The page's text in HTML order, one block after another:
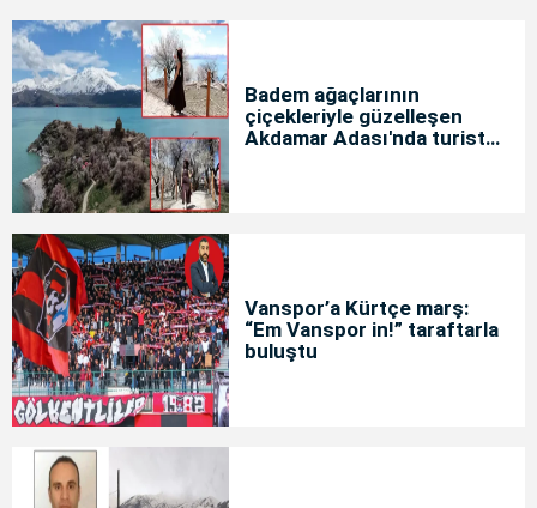
Badem ağaçlarının
çiçekleriyle güzelleşen
Akdamar Adası'nda turist
Vanspor’a Kürtçe marş:
“Em Vanspor in!” taraftarla
buluştu